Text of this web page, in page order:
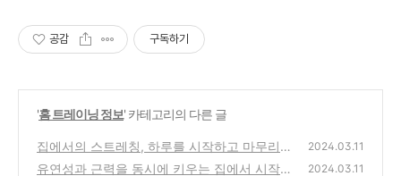
공감 구독하기
'홈 트레이닝 정보' 카테고리의 다른 글
집에서의 스트레칭, 하루를 시작하고 마무리하
는 최고의 방법
(0)
2024.03.11
유연성과 근력을 동시에 키우는 집에서 시작하
2024.03.11